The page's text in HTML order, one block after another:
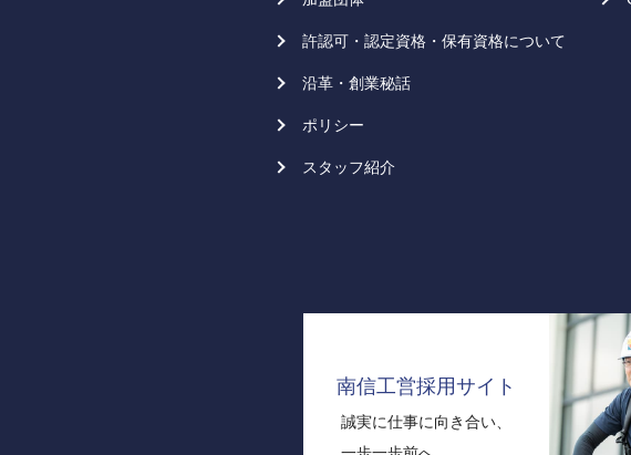
許認可・認定資格・保有資格について
沿革・創業秘話
ポリシー
スタッフ紹介
南信工営採用サイト
誠実に仕事に向き合い、